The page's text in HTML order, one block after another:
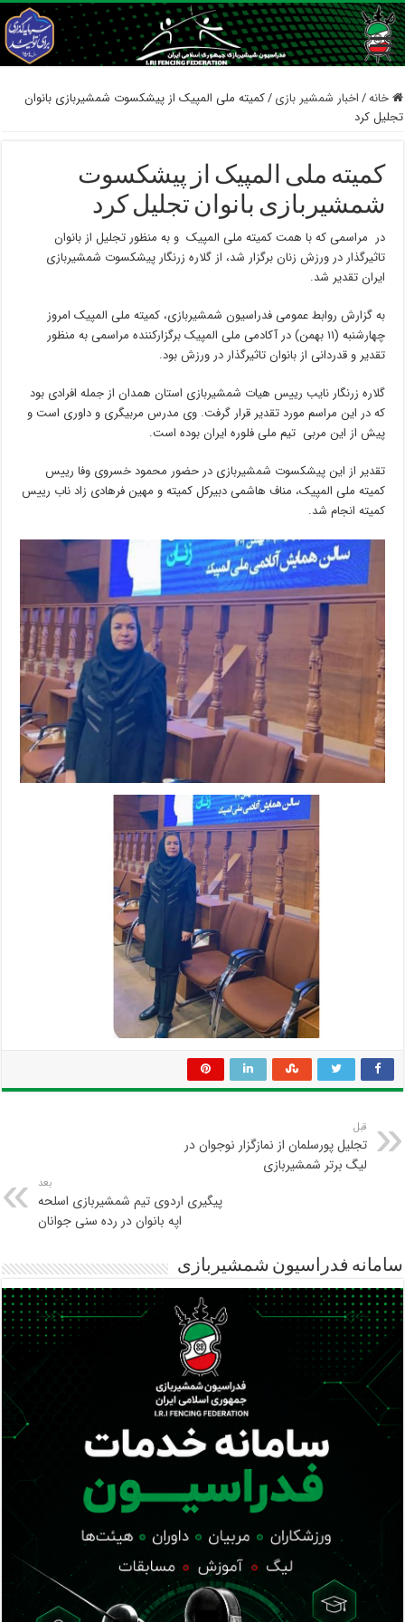
خانه/اخبار شمشیر بازی /کمیته ملی المپیک از پیشکسوت شمشیربازی بانوان
تجلیل کرد
کمیته ملی المپیک از پیشکسوت
شمشیربازی بانوان تجلیل کرد
در مراسمی که با همت کمیته ملی المپیک و به منظور تجلیل از بانوان
تاثیرگذار در ورزش زنان برگزار شد، از گلاره زرنگار پیشکسوت شمشیربازی
ایران تقدیر شد.
به گزارش روابط عمومی فدراسیون شمشیربازی، کمیته ملی المپیک امروز
چهارشنبه (۱۱ بهمن) در آکادمی ملی المپیک برگزارکننده مراسمی به منظور
تقدیر و قدردانی از بانوان تاثیرگذار در ورزش بود.
گلاره زرنگار نایب رییس هیات شمشیربازی استان همدان از جمله افرادی بود
که در این مراسم مورد تقدیر قرار گرفت. وی مدرس مربیگری و داوری است و
پیش از این مربی تیم ملی فلوره ایران بوده است.
تقدیر از این پیشکسوت شمشیربازی در حضور محمود خسروی وفا رییس
کمیته ملی المپیک، مناف هاشمی دبیرکل کمیته و مهین فرهادی زاد ناب رییس
کمیته انجام شد.
قبل
تجلیل پورسلمان از نمازگزار نوجوان در
لیگ برتر شمشیربازی
بعد
پیگیری اردوی تیم شمشیربازی اسلحه
اپه بانوان در رده سنی جوانان
سامانه فدراسیون شمشیربازی